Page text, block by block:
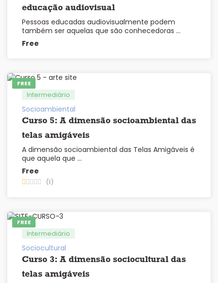
educação audiovisual
Pessoas educadas audiovisualmente podem
também ser aquelas que são conhecedoras …
Free
FREE
Intermediário
Socioambiental
Curso 5: A dimensão socioambiental das
telas amigáveis
A dimensão socioambiental das Telas Amigáveis é
que aquela que …
Free
(1)
FREE
Intermediário
Sociocultural
Curso 3: A dimensão sociocultural das
telas amigáveis